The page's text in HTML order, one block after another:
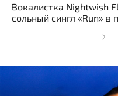
Вокалистка Nightwish
сольный сингл «Run» в